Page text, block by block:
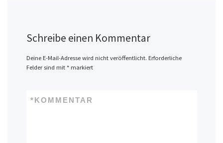
Schreibe einen Kommentar
Deine E-Mail-Adresse wird nicht veröffentlicht. Erforderliche
Felder sind mit *markiert
KOMMENTAR
*